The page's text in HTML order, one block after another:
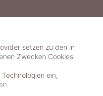
setzen zu den in
Zwecken Cookies
ein,